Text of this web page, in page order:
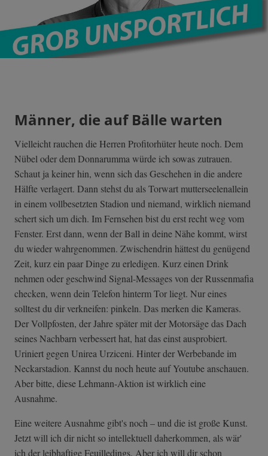
Männer, die auf Bälle warten
Vielleicht rauchen die Herren Profitorhüter heute noch. Dem
Nübel oder dem Donnarumma würde ich sowas zutrauen.
Schaut ja keiner hin, wenn sich das Geschehen in die andere
Hälfte verlagert. Dann stehst du als Torwart mutterseelenallein
in einem vollbesetzten Stadion und niemand, wirklich niemand
schert sich um dich. Im Fernsehen bist du erst recht weg vom
Fenster. Erst dann, wenn der Ball in deine Nähe kommt, wirst
du wieder wahrgenommen. Zwischendrin hättest du genügend
Zeit, kurz ein paar Dinge zu erledigen. Kurz einen Drink
nehmen oder geschwind Signal-Messages von der Russenmafia
checken, wenn dein Telefon hinterm Tor liegt. Nur eines
solltest du dir verkneifen: pinkeln. Das merken die Kameras.
Der Vollpfosten, der Jahre später mit der Motorsäge das Dach
seines Nachbarn verbessert hat, hat das einst ausprobiert.
Uriniert gegen Unirea Urziceni. Hinter der Werbebande im
Neckarstadion. Kannst du noch heute auf Youtube anschauen.
Aber bitte, diese Lehmann-Aktion ist wirklich eine
Ausnahme.
Eine weitere Ausnahme gibt's noch – und die ist große Kunst.
Jetzt will ich dir nicht so intellektuell daherkommen, als wär'
ich der leibhaftige Feuilledings. Aber ich will dir schon